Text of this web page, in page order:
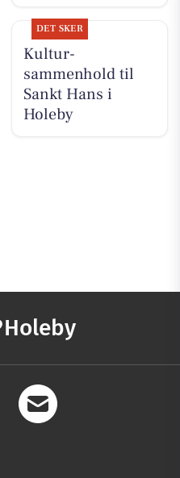
DET SKER
Kultur-
sammenhold til
Sankt Hans i
Holeby
Holeby